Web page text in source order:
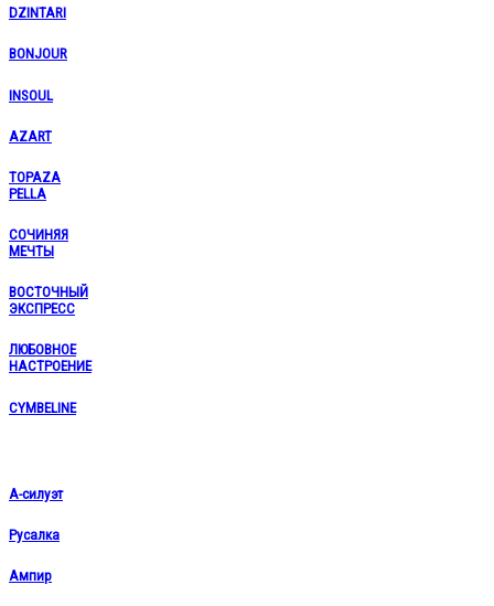
DZINTARI
BONJOUR
INSOUL
AZART
TOPAZA
PELLA
СОЧИНЯЯ
МЕЧТЫ
ВОСТОЧНЫЙ
ЭКСПРЕСС
ЛЮБОВНОЕ
НАСТРОЕНИЕ
CYMBELINE
А-силуэт
Русалка
Ампир